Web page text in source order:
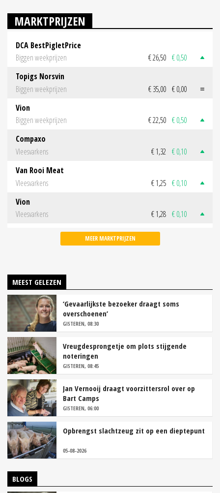
MARKTPRIJZEN
DCA BestPigletPrice
Biggen weekprijzen
€ 26,50 € 0,50
Topigs Norsvin
Biggen weekprijzen
€ 35,00 € 0,00
Vion
Biggen weekprijzen
€ 22,50 € 0,50
Compaxo
Vleesvarkens
€ 1,32 € 0,10
Van Rooi Meat
Vleesvarkens
€ 1,25 € 0,10
Vion
Vleesvarkens
€ 1,28 € 0,10
MEER MARKTPRIJZEN
MEEST GELEZEN
‘Gevaarlijkste bezoeker draagt soms
overschoenen’
GISTEREN, 08:30
Vreugdesprongetje om plots stijgende
noteringen
GISTEREN, 08:45
Jan Vernooij draagt voorzittersrol over op
Bart Camps
GISTEREN, 06:00
Opbrengst slachtzeug zit op een dieptepunt
05-08-2026
BLOGS